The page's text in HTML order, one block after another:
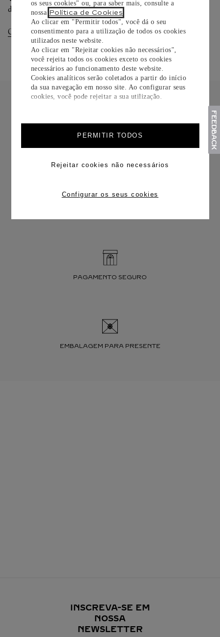
os seus cookies" ou, para saber mais, consulte a
nossa Política de Cookies
Ao clicar em "Permitir todos", você dá o seu
consentimento para a utilização de todos os cookies
utilizados neste website.
Ao clicar em "Rejeitar cookies não necessários",
você rejeita todos os cookies exceto os cookies
necessários ao funcionamento deste website.
Cookies analíticos serão coletados a partir do início
da sua navegação em nosso site. Ao configurar seus
cookies, você pode rejeitar a sua utilização.
PERMITIR TODOS
Rejeitar cookies não necessários
Configurar os seus cookies
dias.
Consultar Entregas Consultar Devoluções
FRETE CORTESIA
PAGAMENTO SEGURO
EMBALAGEM PARA PRESENTE
INSCREVA-SE EM
NOSSA
NEWSLETTER